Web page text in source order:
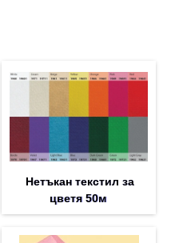
Нетъкан текстил за
цветя 50м